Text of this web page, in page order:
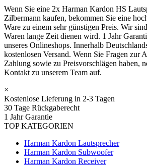
Wenn Sie eine 2x Harman Kardon HS
Zilbermann kaufen, bekommen Sie eine
Ware zu einem sehr günstigen Preis. Wir
Waren lange Zeit dienen wird. 1 Jahr
unseres Onlineshops. Innerhalb
kostenlosen Versand. Wenn Sie Fragen zur
Zahlung sowie zu Preisvorschlägen haben,
Kontakt zu unserem Team auf.
×
Kostenlose Lieferung in 2-3 Tagen
30 Tage Rückgaberecht
1 Jahr Garantie
TOP KATEGORIEN
Harman Kardon Lautsprecher
Harman Kardon Subwoofer
Harman Kardon Receiver